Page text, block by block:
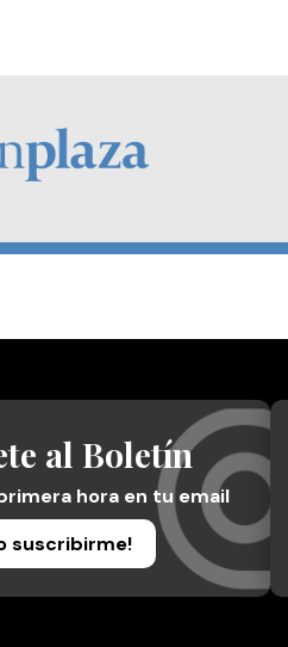
al Boletín
hora en tu email
suscribirme!